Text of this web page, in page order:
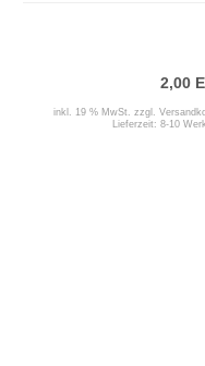
2,00
inkl. 19 % MwSt. zzgl.
Lieferzeit: 8-10